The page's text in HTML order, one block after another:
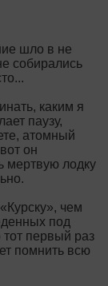
шло в не
собирались
каким я
паузу,
атомный
он
мертвую лодку
чем
под
первый раз
помнить всю